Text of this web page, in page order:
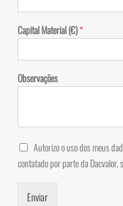
Capital Material (€)*
Observações
Autorizo o uso dos meus
contatado por parte da
Enviar